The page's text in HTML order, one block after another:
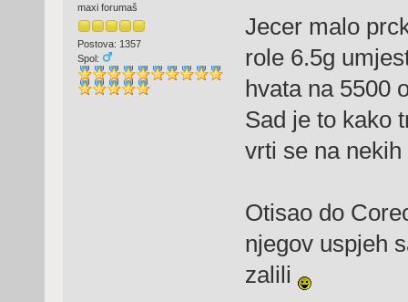
maxi forumaš
Postova: 1357
Spol:
Jecer malo
role 6.5g
hvata na 5500
Sad je to kako
vrti se na
Otisao do
njegov uspjeh
zalili